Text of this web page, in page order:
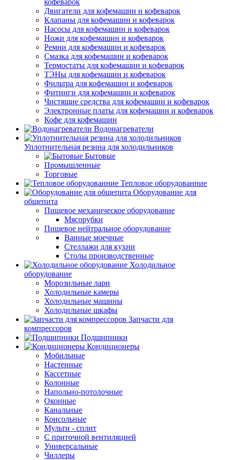
кофеварок
Двигатели для кофемашин и кофеварок
Клапаны для кофемашин и кофеварок
Насосы для кофемашин и кофеварок
Ножи для кофемашин и кофеварок
Ремни для кофемашин и кофеварок
Смазка для кофемашин и кофеварок
Термостаты для кофемашин и кофеварок
ТЭНы для кофемашин и кофеварок
Фильтра для кофемашин и кофеварок
Фитинги для кофемашин и кофеварок
Чистящие средства для кофемашин и кофеварок
Электронные платы для кофемашин и кофеварок
Кофе для кофемашин
Водонагреватели
Уплотнительная резина для холодильников
Бытовые
Промышленные
Торговые
Тепловое оборудованние
Оборудование для
общепита
Пищевое механическое оборудование
Мясорубки
Пищевое нейтральное оборудование
Ванные моечные
Стеллажи для кухни
Столы производственные
Холодильное
оборудование
Морозильные лари
Холодильные камеры
Холодильные машины
Холодильные шкафы
Запчасти для
компрессоров
Подшипники
Кондиционеры
Мобильные
Настенные
Кассетные
Колонные
Напольно-потолочные
Оконные
Канальные
Консольные
Мульти - сплит
С приточной вентиляцией
Универсальные
Чиллеры